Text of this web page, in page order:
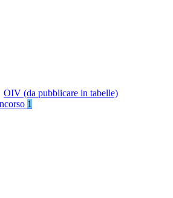
OIV (da pubblicare in tabelle)
1